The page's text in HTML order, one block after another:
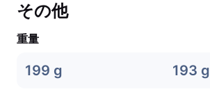
その他
重量
199 g 193 g